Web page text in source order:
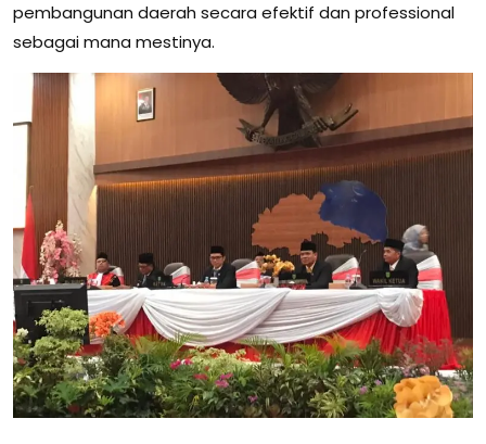
pembangunan daerah secara efektif dan professional
sebagai mana mestinya.